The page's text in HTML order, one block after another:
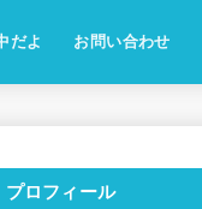
だよ お問い合わせ
プロフィール